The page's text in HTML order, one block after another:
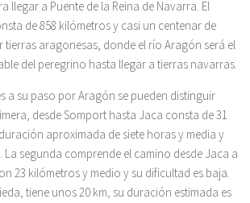
llegar a Puente de la Reina de Navarra. El
de 858 kilómetros y casi un centenar de
tierras aragonesas, donde el río Aragón será el
del peregrino hasta llegar a tierras navarras.
a su paso por Aragón se pueden distinguir
desde Somport hasta Jaca consta de 31
aproximada de siete horas y media y
La segunda comprende el camino desde Jaca a
23 kilómetros y medio y su dificultad es baja.
tiene unos 20 km, su duración estimada es